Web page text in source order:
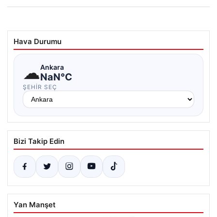
Hava Durumu
☁Ankara
NaN°C
ŞEHIR SEÇ
Bizi Takip Edin
Yan Manşet